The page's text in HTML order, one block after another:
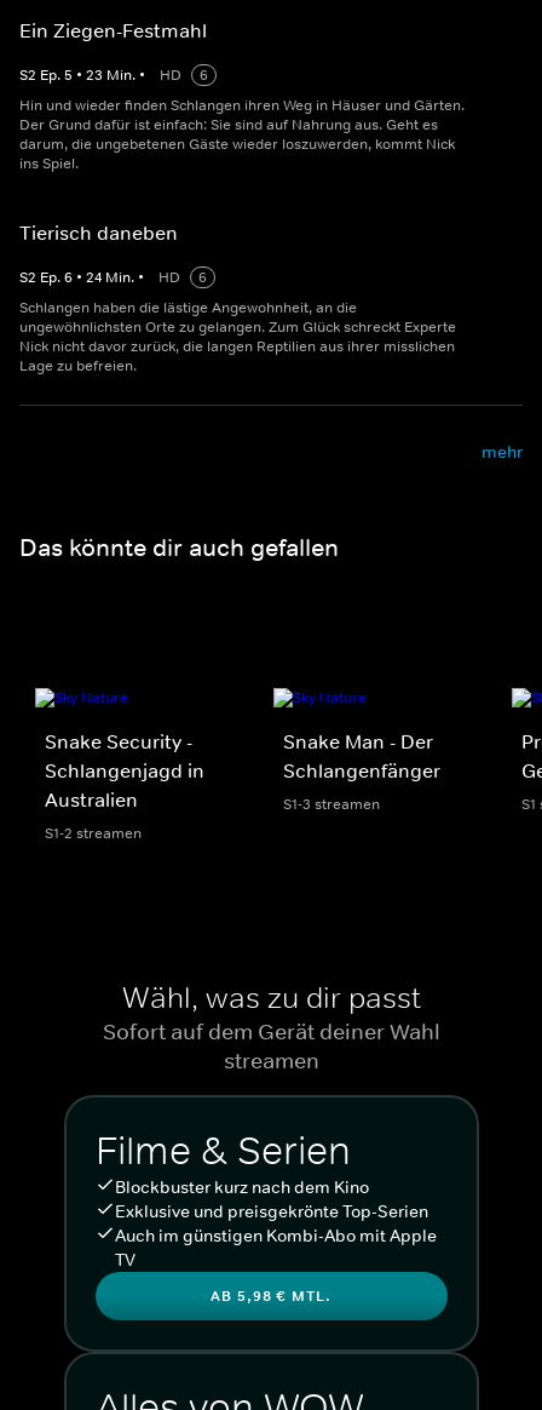
Ein Ziegen-Festmahl
S2 Ep.5 • 23 Min. • HD
6
Hin und wieder finden Schlangen ihren Weg in Häuser und Gärten.
Der Grund dafür ist einfach: Sie sind auf Nahrung aus. Geht es
darum, die ungebetenen Gäste wieder loszuwerden, kommt Nick
ins Spiel.
Tierisch daneben
S2 Ep.6 • 24 Min. • HD
6
Schlangen haben die lästige Angewohnheit, an die
ungewöhnlichsten Orte zu gelangen. Zum Glück schreckt Experte
Nick nicht davor zurück, die langen Reptilien aus ihrer misslichen
Lage zu befreien.
mehr
Das könnte dir auch gefallen
Snake Security -
Schlangenjagd in
Australien
S1-2 streamen
Snake Man - Der
Schlangenfänger
S1-3 streamen
Wähl, was zu dir passt
Sofort auf dem Gerät deiner Wahl
streamen
Filme & Serien
Blockbuster kurz nach dem Kino
Exklusive und preisgekrönte Top-Serien
Auch im günstigen Kombi-Abo mit Apple
TV
AB 5,98 € MTL.